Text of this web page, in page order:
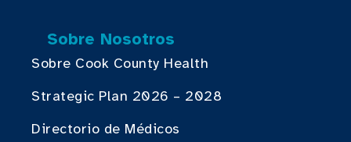
Sobre Nosotros
Sobre Cook County Health
Strategic Plan 2026 – 2028
Directorio de Médicos